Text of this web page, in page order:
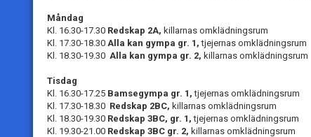
Måndag
Kl. 16.30-17.30 Redskap 2A, killarnas omklädningsrum
Kl. 17.30-18.30 Alla kan gympa gr. 1, tjejernas omklädningsrum
Kl. 18.30-19.30 Alla kan gympa gr. 2, killarnas omklädningsrum
Tisdag
Kl. 16.30-17.25 Bamsegympa gr. 1,tjejernas omklädningsrum
Kl. 17.30-18.30 Redskap 2BC, killarnas omklädningsrum
Kl. 18.30-19.30 Redskap 3BC, gr. 1, tjejernas omklädningsrum
Kl. 19.30-21.00 Redskap 3BC gr. 2, killarnas omklädningsrum